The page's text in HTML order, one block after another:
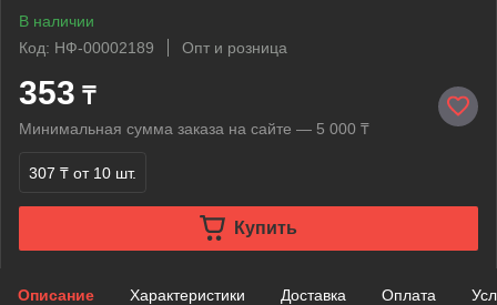
В наличии
Код: НФ-00002189
Опт и розница
353 ₸
Минимальная сумма заказа на сайте — 5 000 ₸
307 ₸ от 10 шт.
Купить
Описание Характеристики Доставка Оплата